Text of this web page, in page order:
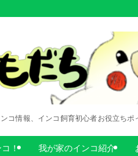
コ情報、インコ飼育初心者お役立ち
！ 我が家のインコ紹介